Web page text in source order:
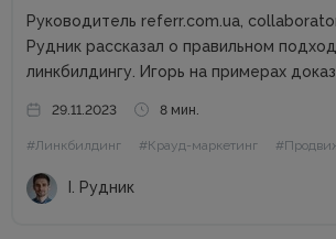
Руководитель referr.com.ua,
Рудник рассказал о правильном
линкбилдингу. Игорь на примерах
Сайты можно продвигать множеством
которых есть и PBN. При этом PBN
29.11.2023 8 мин.
#Линкбилдинг #Крауд-маркетинг
І. Рудник